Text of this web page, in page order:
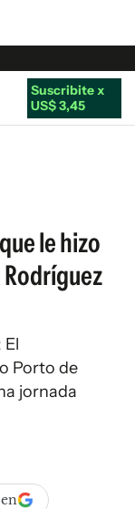
Suscribite x
US$ 3,45
le hizo
Porto de
jornada